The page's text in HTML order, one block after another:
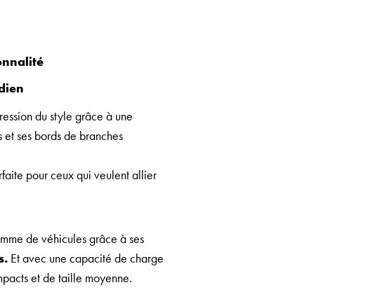
du style grâce à une
ses bords de branches
pour ceux qui veulent allier
de véhicules grâce à ses
Et avec une capacité de charge
et de taille moyenne.